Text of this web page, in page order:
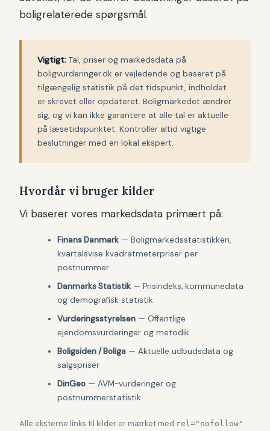
boligrelaterede spørgsmål.
Vigtigt: Tal, priser og markedsdata på
boligvurderinger.dk er vejledende og baseret på
tilgængelig statistik på det tidspunkt, indholdet
er skrevet eller opdateret. Boligmarkedet ændrer
sig, og vi kan ikke garantere at alle tal er aktuelle
på læsetidspunktet. Kontroller altid vigtige
beslutninger med en lokal ekspert.
Hvordår vi bruger kilder
Vi baserer vores markedsdata primært på:
Finans Danmark— Boligmarkedsstatistikken,
kvartalsvise kvadratmeterpriser per
postnummer
Danmarks Statistik— Prisindeks, kommunedata
og demografisk statistik
Vurderingsstyrelsen— Offentlige
ejendomsvurderinger og metodik
Boligsiden / Boliga— Aktuelle udbudsdata og
salgspriser
DinGeo— AVM-vurderinger og
postnummerstatistik
Alle eksterne links til kilder er mærket med rel="nofollow"